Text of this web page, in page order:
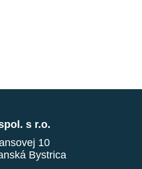
s r.o.
10
Bystrica